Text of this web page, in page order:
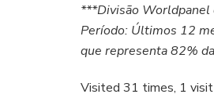
***Divisão Worldpanel
Período: Últimos 12
que representa 82%
Visited 31 times, 1